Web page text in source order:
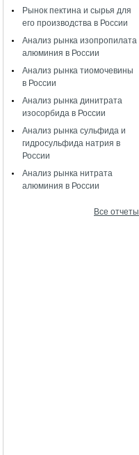
Рынок пектина и сырья для
его производства в России
Анализ рынка изопропилата
алюминия в России
Анализ рынка тиомочевины
в России
Анализ рынка динитрата
изосорбида в России
Анализ рынка сульфида и
гидросульфида натрия в
России
Анализ рынка нитрата
алюминия в России
Все отчеты